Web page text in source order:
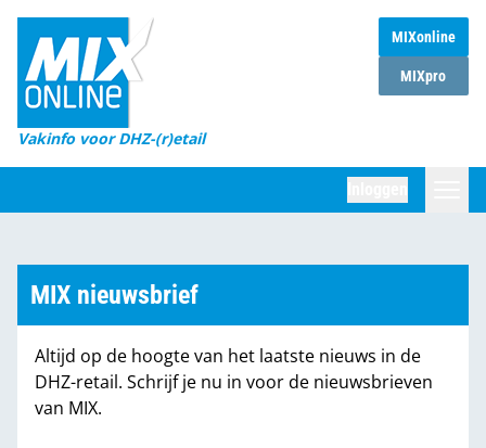
MIXonline
MIXpro
Vakinfo voor DHZ-(r)etail
Home
Magazines
DHZ Sessie
Marktcijfers
Partners
MIX nieuwsbrief
Altijd op de hoogte van het laatste nieuws in de
DHZ-retail. Schrijf je nu in voor de nieuwsbrieven
van MIX.